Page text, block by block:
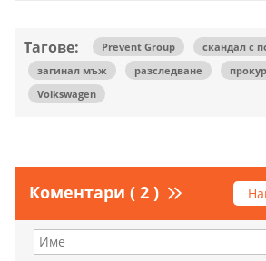
Тагове: Prevent Group
скандал с
загинал мъж
разследване
Volkswagen
Коментари ( 2 )